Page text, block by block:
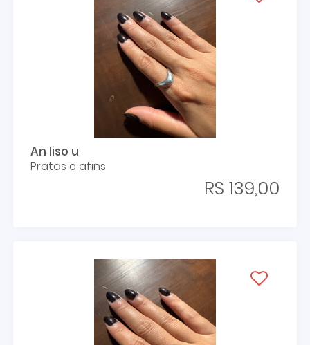
An liso u
Pratas e afins
R$ 139,00